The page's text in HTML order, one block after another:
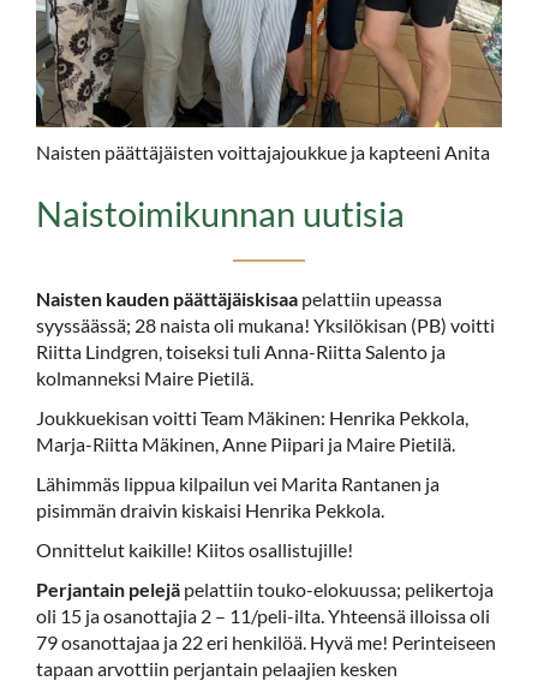
Naisten päättäjäisten voittajajoukkue ja kapteeni Anita
Naistoimikunnan uutisia
Naisten kauden päättäjäiskisaa pelattiin upeassa
syyssäässä; 28 naista oli mukana! Yksilökisan (PB) voitti
Riitta Lindgren, toiseksi tuli Anna-Riitta Salento ja
kolmanneksi Maire Pietilä.
Joukkuekisan voitti Team Mäkinen: Henrika Pekkola,
Marja-Riitta Mäkinen, Anne Piipari ja Maire Pietilä.
Lähimmäs lippua kilpailun vei Marita Rantanen ja
pisimmän draivin kiskaisi Henrika Pekkola.
Onnittelut kaikille! Kiitos osallistujille!
Perjantain pelejä pelattiin touko-elokuussa; pelikertoja
oli 15 ja osanottajia 2 – 11/peli-ilta. Yhteensä illoissa oli
79 osanottajaa ja 22 eri henkilöä. Hyvä me! Perinteiseen
tapaan arvottiin perjantain pelaajien kesken